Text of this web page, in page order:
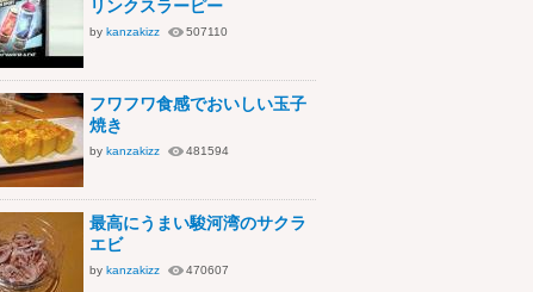
リンクスラーピー
by kanzakizz 507110
フワフワ食感でおいしい玉子
焼き
by kanzakizz 481594
最高にうまい駿河湾のサクラ
エビ
by kanzakizz 470607